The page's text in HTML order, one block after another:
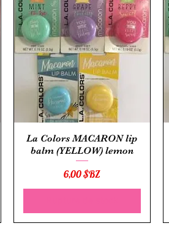
Aperçu rapide
La Colors MACARON lip
balm (YELLOW) lemon
Prix
6,00 $BZ